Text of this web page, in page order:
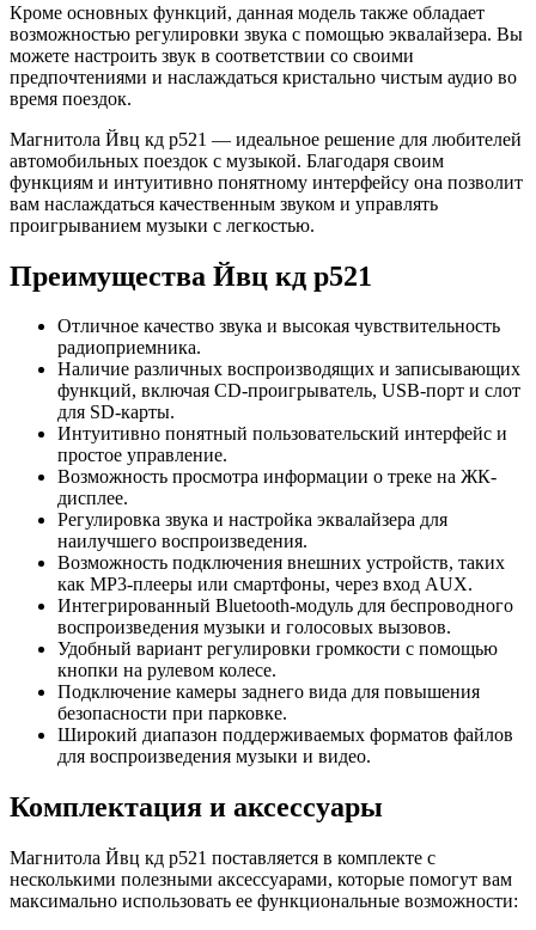
Кроме основных функций, данная модель также обладает
возможностью регулировки звука с помощью эквалайзера. Вы
можете настроить звук в соответствии со своими
предпочтениями и наслаждаться кристально чистым аудио во
время поездок.
Магнитола Йвц кд р521 — идеальное решение для любителей
автомобильных поездок с музыкой. Благодаря своим
функциям и интуитивно понятному интерфейсу она позволит
вам наслаждаться качественным звуком и управлять
проигрыванием музыки с легкостью.
Преимущества Йвц кд р521
Отличное качество звука и высокая чувствительность
радиоприемника.
Наличие различных воспроизводящих и записывающих
функций, включая CD-проигрыватель, USB-порт и слот
для SD-карты.
Интуитивно понятный пользовательский интерфейс и
простое управление.
Возможность просмотра информации о треке на ЖК-
дисплее.
Регулировка звука и настройка эквалайзера для
наилучшего воспроизведения.
Возможность подключения внешних устройств, таких
как MP3-плееры или смартфоны, через вход AUX.
Интегрированный Bluetooth-модуль для беспроводного
воспроизведения музыки и голосовых вызовов.
Удобный вариант регулировки громкости с помощью
кнопки на рулевом колесе.
Подключение камеры заднего вида для повышения
безопасности при парковке.
Широкий диапазон поддерживаемых форматов файлов
для воспроизведения музыки и видео.
Комплектация и аксессуары
Магнитола Йвц кд р521 поставляется в комплекте с
несколькими полезными аксессуарами, которые помогут вам
максимально использовать ее функциональные возможности: